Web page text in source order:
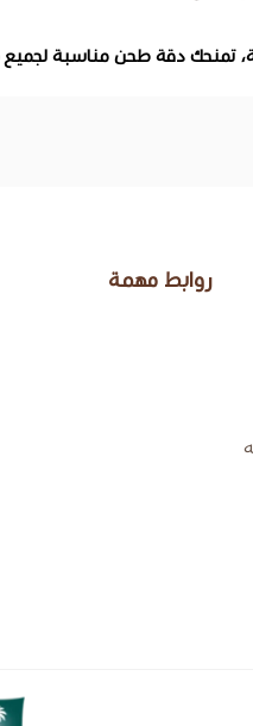
تمنحك دقة طحن مناسبة لجميع
روابط مهمة